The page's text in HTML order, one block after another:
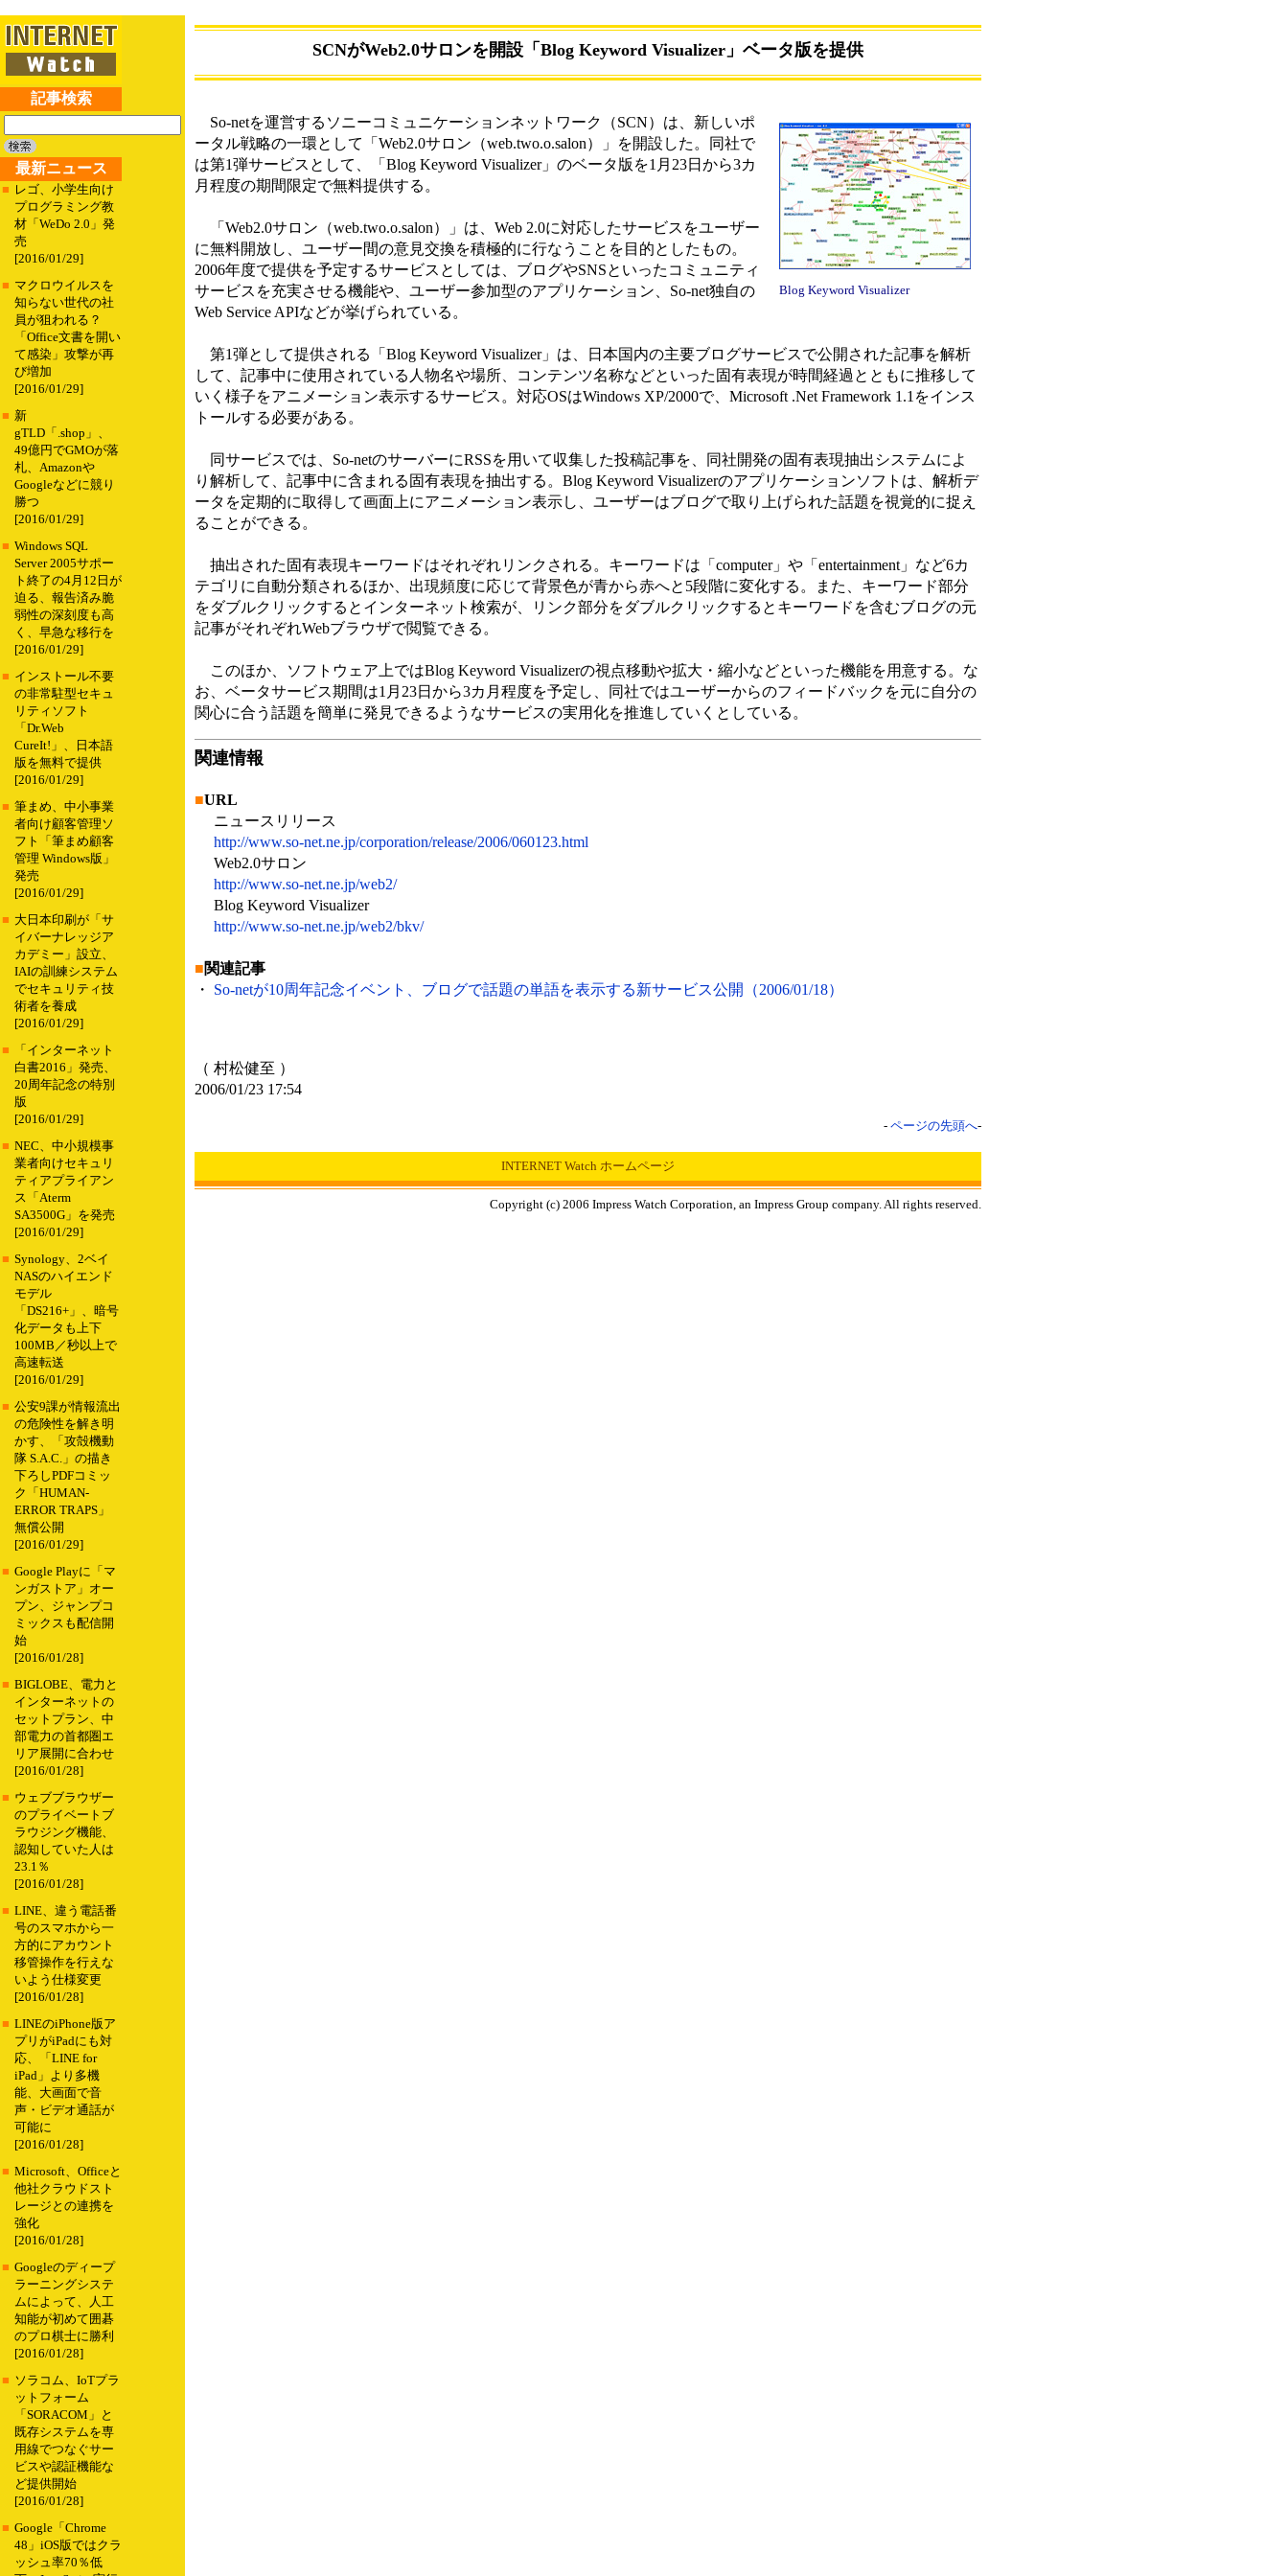
記事検索
最新ニュース
■ レゴ、小学生向け
プログラミング教
材「WeDo 2.0」発
売
[2016/01/29]
■ マクロウイルスを
知らない世代の社
員が狙われる？
「Office文書を開い
て感染」攻撃が再
び増加
[2016/01/29]
■ 新
gTLD「.shop」、
49億円でGMOが落
札、Amazonや
Googleなどに競り
勝つ
[2016/01/29]
■ Windows SQL
Server 2005サポー
ト終了の4月12日が
迫る、報告済み脆
弱性の深刻度も高
く、早急な移行を
[2016/01/29]
■ インストール不要
の非常駐型セキュ
リティソフト
「Dr.Web
CureIt!」、日本語
版を無料で提供
[2016/01/29]
■ 筆まめ、中小事業
者向け顧客管理ソ
フト「筆まめ顧客
管理 Windows版」
発売
[2016/01/29]
■ 大日本印刷が「サ
イバーナレッジア
カデミー」設立、
IAIの訓練システム
でセキュリティ技
術者を養成
[2016/01/29]
■
「インターネット
白書2016」発売、
20周年記念の特別
版
[2016/01/29]
■ NEC、中小規模事
業者向けセキュリ
ティアプライアン
ス「Aterm
SA3500G」を発売
[2016/01/29]
■ Synology、2ベイ
NASのハイエンド
モデル
「DS216+」、暗号
化データも上下
100MB／秒以上で
高速転送
[2016/01/29]
■ 公安9課が情報流出
の危険性を解き明
かす、「攻殻機動
隊 S.A.C.」の描き
下ろしPDFコミッ
ク「HUMAN-
ERROR TRAPS」
無償公開
[2016/01/29]
■ Google Playに「マ
ンガストア」オー
プン、ジャンプコ
ミックスも配信開
始
[2016/01/28]
■ BIGLOBE、電力と
インターネットの
セットプラン、中
部電力の首都圏エ
リア展開に合わせ
[2016/01/28]
■ ウェブブラウザー
のプライベートブ
ラウジング機能、
認知していた人は
23.1％
[2016/01/28]
■ LINE、違う電話番
号のスマホから一
方的にアカウント
移管操作を行えな
いよう仕様変更
[2016/01/28]
■ LINEのiPhone版ア
プリがiPadにも対
応、「LINE for
iPad」より多機
能、大画面で音
声・ビデオ通話が
可能に
[2016/01/28]
■ Microsoft、Officeと
他社クラウドスト
レージとの連携を
強化
[2016/01/28]
■ Googleのディープ
ラーニングシステ
ムによって、人工
知能が初めて囲碁
のプロ棋士に勝利
[2016/01/28]
■ ソラコム、IoTプラ
ットフォーム
「SORACOM」と
既存システムを専
用線でつなぐサー
ビスや認証機能な
ど提供開始
[2016/01/28]
■ Google「Chrome
48」iOS版ではクラ
ッシュ率70％低
SCNがWeb2.0サロンを開設「Blog Keyword Visualizer」ベータ版を提供
Blog Keyword Visualizer
So-netを運営するソニーコミュニケーションネットワーク（SCN）は、新しいポ
ータル戦略の一環として「Web2.0サロン（web.two.o.salon）」を開設した。同社で
は第1弾サービスとして、「Blog Keyword Visualizer」のベータ版を1月23日から3カ
月程度の期間限定で無料提供する。
「Web2.0サロン（web.two.o.salon）」は、Web 2.0に対応したサービスをユーザー
に無料開放し、ユーザー間の意見交換を積極的に行なうことを目的としたもの。
2006年度で提供を予定するサービスとしては、ブログやSNSといったコミュニティ
サービスを充実させる機能や、ユーザー参加型のアプリケーション、So-net独自の
Web Service APIなどが挙げられている。
第1弾として提供される「Blog Keyword Visualizer」は、日本国内の主要ブログサービスで公開された記事を解析
して、記事中に使用されている人物名や場所、コンテンツ名称などといった固有表現が時間経過とともに推移して
いく様子をアニメーション表示するサービス。対応OSはWindows XP/2000で、Microsoft .Net Framework 1.1をインス
トールする必要がある。
同サービスでは、So-netのサーバーにRSSを用いて収集した投稿記事を、同社開発の固有表現抽出システムによ
り解析して、記事中に含まれる固有表現を抽出する。Blog Keyword Visualizerのアプリケーションソフトは、解析デ
ータを定期的に取得して画面上にアニメーション表示し、ユーザーはブログで取り上げられた話題を視覚的に捉え
ることができる。
抽出された固有表現キーワードはそれぞれリンクされる。キーワードは「computer」や「entertainment」など6カ
テゴリに自動分類されるほか、出現頻度に応じて背景色が青から赤へと5段階に変化する。また、キーワード部分
をダブルクリックするとインターネット検索が、リンク部分をダブルクリックするとキーワードを含むブログの元
記事がそれぞれWebブラウザで閲覧できる。
このほか、ソフトウェア上ではBlog Keyword Visualizerの視点移動や拡大・縮小などといった機能を用意する。な
お、ベータサービス期間は1月23日から3カ月程度を予定し、同社ではユーザーからのフィードバックを元に自分の
関心に合う話題を簡単に発見できるようなサービスの実用化を推進していくとしている。
関連情報
■URL
ニュースリリース
http://www.so-net.ne.jp/corporation/release/2006/060123.html
Web2.0サロン
http://www.so-net.ne.jp/web2/
Blog Keyword Visualizer
http://www.so-net.ne.jp/web2/bkv/
■関連記事
・ So-netが10周年記念イベント、ブログで話題の単語を表示する新サービス公開（2006/01/18）
（ 村松健至 ）
2006/01/23 17:54
- ページの先頭へ-
INTERNET Watch ホームページ
Copyright (c) 2006 Impress Watch Corporation, an Impress Group company. All rights reserved.